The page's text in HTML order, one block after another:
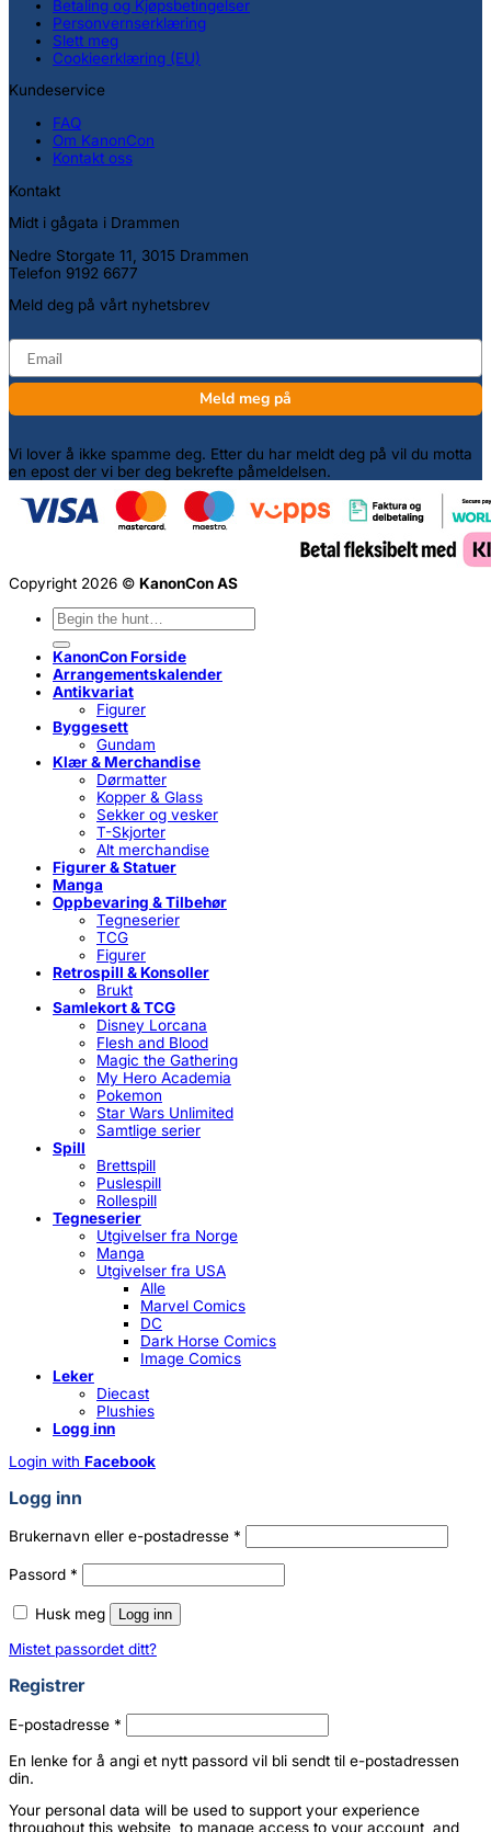
Betaling og Kjøpsbetingelser
Personvernserklæring
Slett meg
Cookieerklæring (EU)
Kundeservice
FAQ
Om KanonCon
Kontakt oss
Kontakt
Midt i gågata i Drammen
Nedre Storgate 11, 3015 Drammen
Telefon 9192 6677
Meld deg på vårt nyhetsbrev
email
Meld meg på
Vi lover å ikke spamme deg. Etter du har meldt deg på vil du motta
en epost der vi ber deg bekrefte påmeldelsen.
Copyright 2026 © KanonCon AS
Søk
etter:
KanonCon Forside
Arrangementskalender
Antikvariat
Figurer
Byggesett
Gundam
Klær & Merchandise
Dørmatter
Kopper & Glass
Sekker og vesker
T-Skjorter
Alt merchandise
Figurer & Statuer
Manga
Oppbevaring & Tilbehør
Tegneserier
TCG
Figurer
Retrospill & Konsoller
Brukt
Samlekort & TCG
Disney Lorcana
Flesh and Blood
Magic the Gathering
My Hero Academia
Pokemon
Star Wars Unlimited
Samtlige serier
Spill
Brettspill
Puslespill
Rollespill
Tegneserier
Utgivelser fra Norge
Manga
Utgivelser fra USA
Alle
Marvel Comics
DC
Dark Horse Comics
Image Comics
Leker
Diecast
Plushies
Logg inn
Login with Facebook
Logg inn
Brukernavn eller e-postadresse *
Passord *
Husk meg Logg inn
Mistet passordet ditt?
Registrer
E-postadresse *
En lenke for å angi et nytt passord vil bli sendt til e-postadressen
din.
Your personal data will be used to support your experience
throughout this website, to manage access to your account, and